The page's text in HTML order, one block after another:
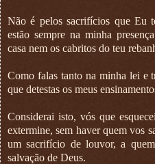
Não é pelos sacrifícios que Eu
estão sempre na minha
casa nem os cabritos do teu
Como falas tanto na minha lei e
que detestas os meus
Considerai isto, vós que
extermine, sem haver quem vos
um sacrifício de louvor, a
salvação de Deus.